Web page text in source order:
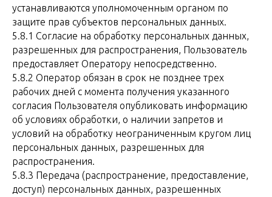
устанавливаются уполномоченным органом по
защите прав субъектов персональных данных.
5.8.1 Согласие на обработку персональных данных,
разрешенных для распространения, Пользователь
предоставляет Оператору непосредственно.
5.8.2 Оператор обязан в срок не позднее трех
рабочих дней с момента получения указанного
согласия Пользователя опубликовать информацию
об условиях обработки, о наличии запретов и
условий на обработку неограниченным кругом лиц
персональных данных, разрешенных для
распространения.
5.8.3 Передача (распространение, предоставление,
доступ) персональных данных, разрешенных